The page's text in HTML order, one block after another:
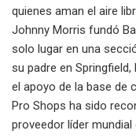
quienes aman el aire
Johnny Morris fundó
solo lugar en una
su padre en
el apoyo de la base de
Pro Shops ha sido
proveedor líder